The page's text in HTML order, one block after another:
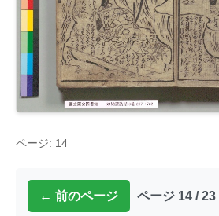
ページ: 14
← 前のページ ページ 14 / 23